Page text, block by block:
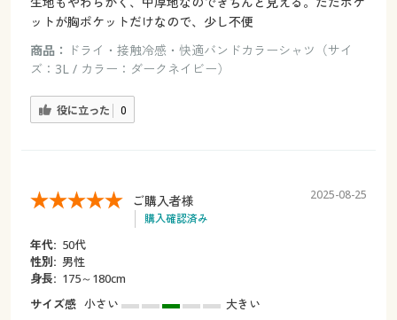
ットが胸ポケットだけなので、少し不便
商品：
ドライ・接触冷感・快適バンドカラーシャツ（サイ
ズ：3L / カラー：ダークネイビー）
役に立った 0
ご購入者様
購入確認済み
2025-08-25
年代: 50代
性別: 男性
身長: 175～180cm
サイズ感 小さい
大きい